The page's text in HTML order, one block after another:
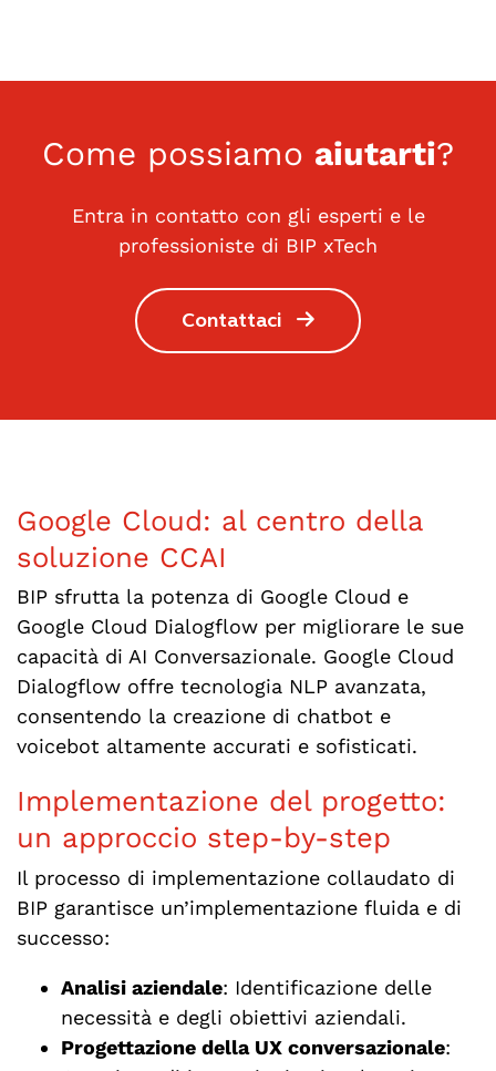
Come possiamo aiutarti?
Entra in contatto con gli esperti e le
professioniste di BIP xTech
Contattaci
Google Cloud: al centro della
soluzione CCAI
BIP sfrutta la potenza di Google Cloud e
Google Cloud Dialogflow per migliorare le sue
capacità di AI Conversazionale. Google Cloud
Dialogflow offre tecnologia NLP avanzata,
consentendo la creazione di chatbot e
voicebot altamente accurati e sofisticati.
Implementazione del progetto:
un approccio step-by-step
Il processo di implementazione collaudato di
BIP garantisce un’implementazione fluida e di
successo:
Analisi aziendale: Identificazione delle
necessità e degli obiettivi aziendali.
Progettazione della UX conversazionale: